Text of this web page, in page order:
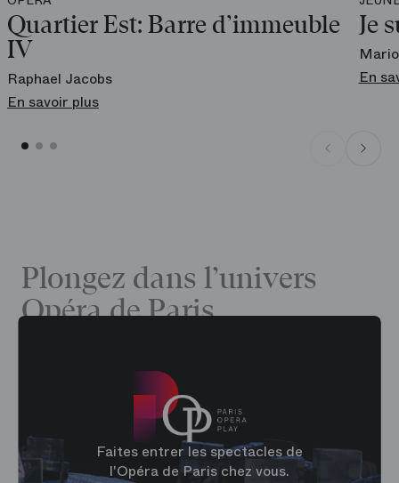
Quartier Est: Barre d’immeuble
IV
Raphael Jacobs
En savoir plus
Je
En
Plongez dans l’univers
Opéra de Paris
Faites entrer les spectacles de
l'Opéra de Paris chez vous.